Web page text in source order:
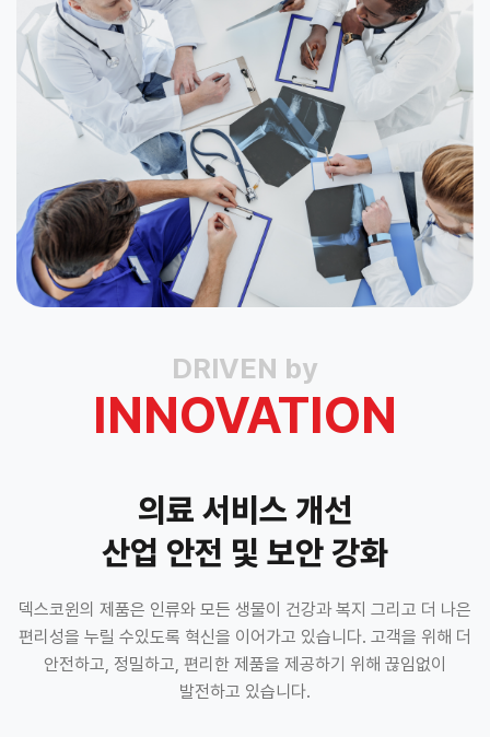
DRIVEN by
INNOVATION
의료 서비스 개선
산업 안전 및 보안 강화
덱스코윈의 제품은 인류와 모든 생물이 건강과 복지 그리고 더 나은
편리성을 누릴 수있도록 혁신을 이어가고 있습니다. 고객을 위해 더
안전하고, 정밀하고, 편리한 제품을 제공하기 위해 끊임없이
발전하고 있습니다.